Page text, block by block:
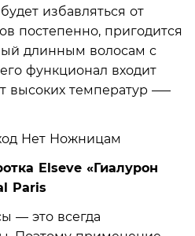
избавляться от
постепенно, пригодится
длинным волосам с
функционал входит
высоких температур —–
Elseve «Гиалурон
Paris
— это всегда